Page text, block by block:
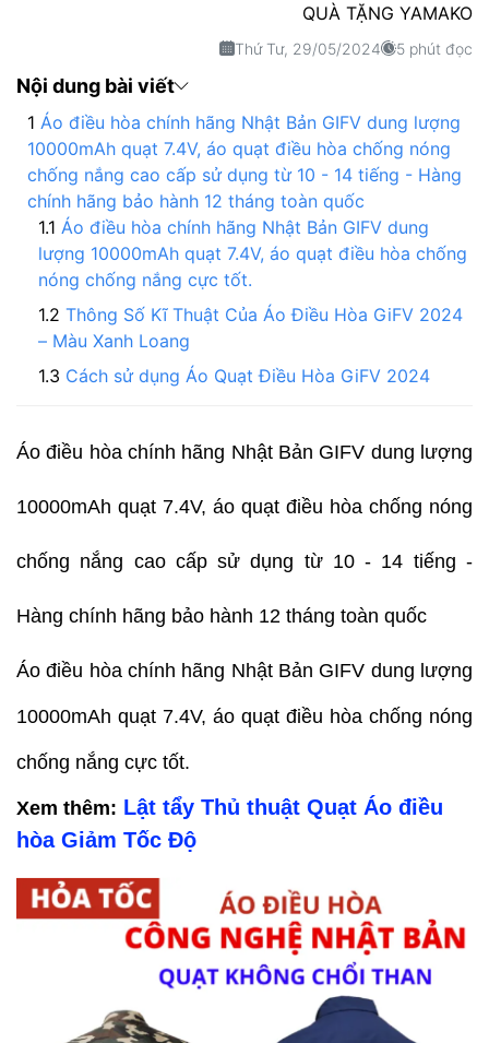
QUÀ TẶNG YAMAKO
Thứ Tư, 29/05/2024 5 phút đọc
Nội dung bài viết
Áo điều hòa chính hãng Nhật Bản GIFV dung lượng
10000mAh quạt 7.4V, áo quạt điều hòa chống nóng
chống nắng cao cấp sử dụng từ 10 - 14 tiếng - Hàng
chính hãng bảo hành 12 tháng toàn quốc
Áo điều hòa chính hãng Nhật Bản GIFV dung
lượng 10000mAh quạt 7.4V, áo quạt điều hòa chống
nóng chống nắng cực tốt.
Thông Số Kĩ Thuật Của Áo Điều Hòa GiFV 2024
– Màu Xanh Loang
Cách sử dụng Áo Quạt Điều Hòa GiFV 2024
Áo điều hòa chính hãng Nhật Bản GIFV dung lượng
10000mAh quạt 7.4V, áo quạt điều hòa chống nóng
chống nắng cao cấp sử dụng từ 10 - 14 tiếng -
Hàng chính hãng bảo hành 12 tháng toàn quốc
Áo điều hòa chính hãng Nhật Bản GIFV dung lượng
10000mAh quạt 7.4V, áo quạt điều hòa chống nóng
chống nắng cực tốt.
Xem thêm: Lật tẩy Thủ thuật Quạt Áo điều
hòa Giảm Tốc Độ